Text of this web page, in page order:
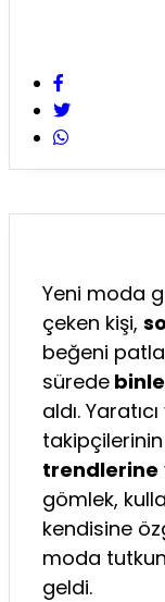
Yeni moda
çeken kişi,
beğeni
sürede
aldı.
trendlerine
gömlek,
kendisine
moda
geldi.